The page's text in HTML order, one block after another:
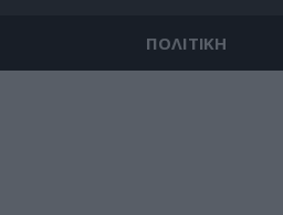
ΠΟΛΙΤΙΚΗ